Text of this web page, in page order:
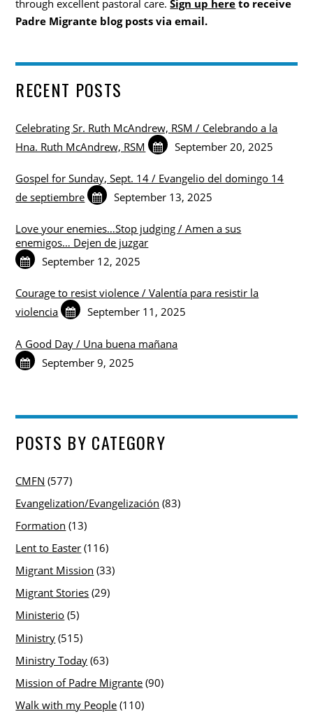
through excellent pastoral care. Sign up here to receive
Padre Migrante blog posts via email.
RECENT POSTS
Celebrating Sr. Ruth McAndrew, RSM / Celebrando a la
Hna. Ruth McAndrew, RSM
September 20, 2025
Gospel for Sunday, Sept. 14 / Evangelio del domingo 14
de septiembre
September 13, 2025
Love your enemies…Stop judging / Amen a sus
enemigos… Dejen de juzgar
September 12, 2025
Courage to resist violence / Valentía para resistir la
violencia
September 11, 2025
A Good Day / Una buena mañana
September 9, 2025
POSTS BY CATEGORY
CMFN (577)
Evangelization/Evangelización (83)
Formation (13)
Lent to Easter (116)
Migrant Mission (33)
Migrant Stories (29)
Ministerio (5)
Ministry (515)
Ministry Today (63)
Mission of Padre Migrante (90)
Walk with my People (110)